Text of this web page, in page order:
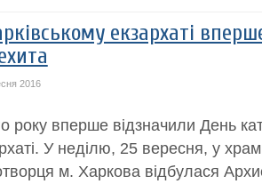
екзархаті
2016
року вперше відзначили День
У неділю, 25 вересня, у
м. Харкова відбулася